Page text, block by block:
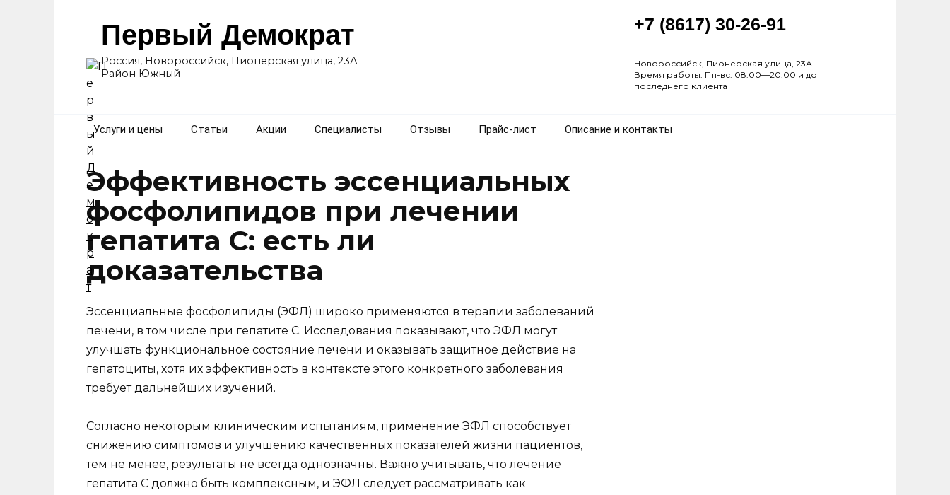
Первый Демократ
Россия, Новороссийск, Пионерская улица, 23А
Район Южный
+7 (8617) 30-26-91
Новороссийск, Пионерская улица, 23А
Время работы: Пн-вс: 08:00—20:00 и до
последнего клиента
Услуги и цены Статьи Акции Специалисты Отзывы Прайс-лист Описание и контакты
Эффективность эссенциальных
фосфолипидов при лечении
гепатита C: есть ли
доказательства
Эссенциальные фосфолипиды (ЭФЛ) широко применяются в терапии заболеваний
печени, в том числе при гепатите С. Исследования показывают, что ЭФЛ могут
улучшать функциональное состояние печени и оказывать защитное действие на
гепатоциты, хотя их эффективность в контексте этого конкретного заболевания
требует дальнейших изучений.
Согласно некоторым клиническим испытаниям, применение ЭФЛ способствует
снижению симптомов и улучшению качественных показателей жизни пациентов,
тем не менее, результаты не всегда однозначны. Важно учитывать, что лечение
гепатита С должно быть комплексным, и ЭФЛ следует рассматривать как